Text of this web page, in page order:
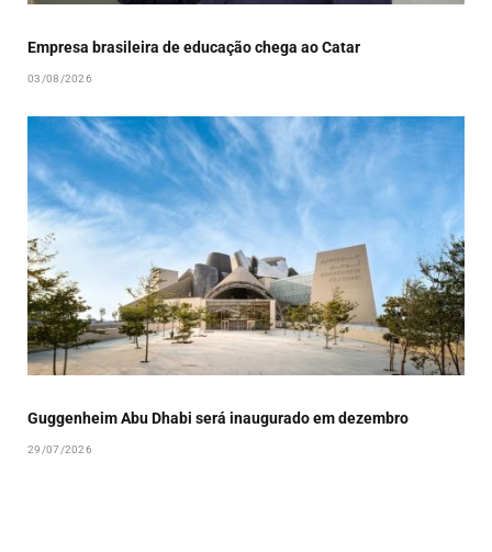
Guggenheim Abu Dhabi será inaugurado em dezembro